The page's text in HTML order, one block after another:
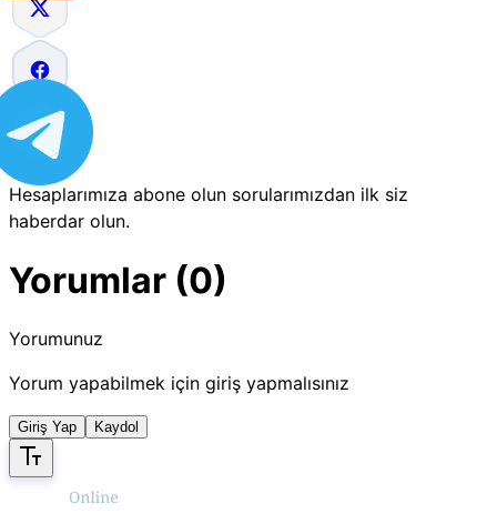
Hesaplarımıza abone olun sorularımızdan ilk siz
haberdar olun.
Yorumlar (0)
Yorumunuz
Yorum yapabilmek için giriş yapmalısınız
Giriş Yap Kaydol